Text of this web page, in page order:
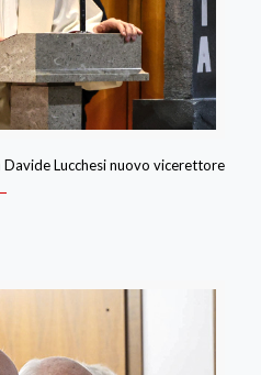
Lucchesi nuovo vicerettore